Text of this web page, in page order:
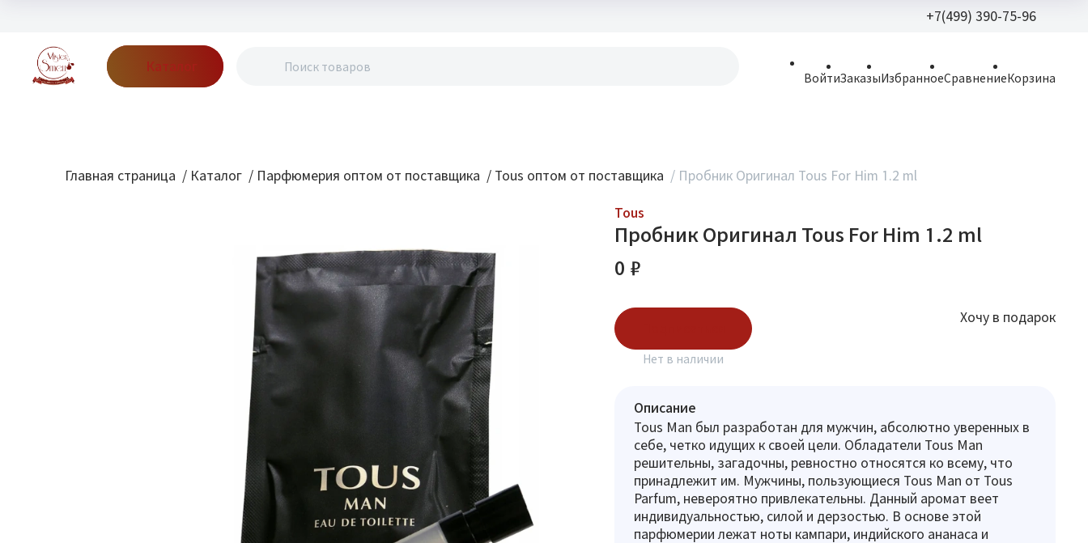
+7(499) 390-75-96
Каталог
ВойтиЗаказыИзбранноеСравнениеКорзина
Главная страница / Каталог / Парфюмерия оптом от поставщика / Tous оптом от поставщика / Пробник Оригинал Tous For Him 1.2 ml
Tous
Пробник Оригинал Tous For Him 1.2 ml
0 ₽
Нет в наличии
Хочу в подарок
Описание
Tous Man был разработан для мужчин, абсолютно уверенных в
себе, четко идущих к своей цели. Обладатели Tous Man
решительны, загадочны, ревностно относятся ко всему, что
принадлежит им. Мужчины, пользующиеся Tous Man от Tous
Parfum, невероятно привлекательны. Данный аромат веет
индивидуальностью, силой и дерзостью. В основе этой
парфюмерии лежат ноты кампари, индийского ананаса и